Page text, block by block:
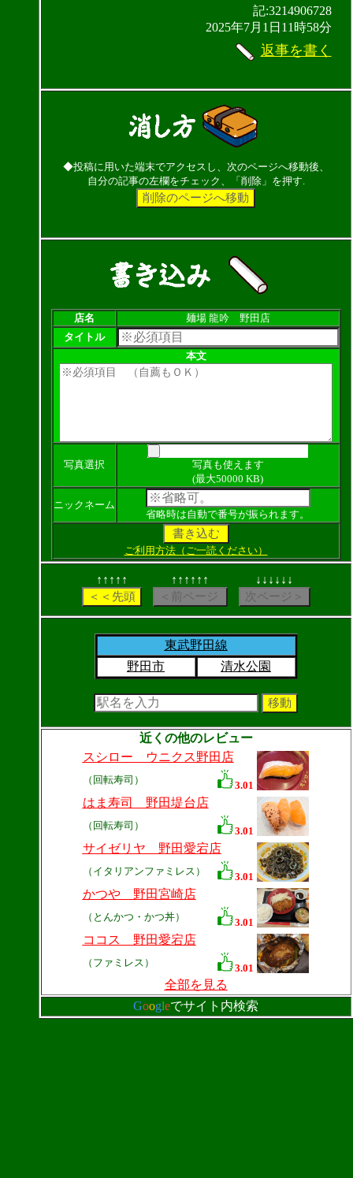
記:3214906728
2025年7月1日11時58分
返事を書く
◆投稿に用いた端末でアクセスし、次のページへ移動後、
自分の記事の左欄をチェック、「削除」を押す.
店名
麺場 龍吟 野田店
タイトル
本文
写真選択
写真も使えます
(最大50000 KB)
ニックネーム
省略時は自動で番号が振られます。
ご利用方法（ご一読ください）
↑↑↑↑↑ ↑↑↑↑↑↑ ↓↓↓↓↓↓
東武野田線
野田市
清水公園
近くの他のレビュー
スシロー ウニクス野田店
（回転寿司） 3.01
はま寿司 野田堤台店
（回転寿司） 3.01
サイゼリヤ 野田愛宕店
（イタリアンファミレス） 3.01
かつや 野田宮崎店
（とんかつ・かつ丼） 3.01
ココス 野田愛宕店
（ファミレス） 3.01
全部を見る
Googleでサイト内検索